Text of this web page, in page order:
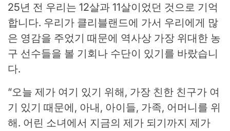
25년 전 우리는 12살과 11살이었던 것으로 기억
합니다. 우리가 클리블랜드에 가서 우리에게 많
은 영감을 주었기 때문에 역사상 가장 위대한 농
구 선수들을 볼 기회나 수단이 있기를 바랐습니
다.
“오늘 제가 여기 있기 위해, 가장 친한 친구가 여
기 있기 때문에, 아내, 아이들, 가족, 어머니를 위
해. 어린 소녀에서 지금의 제가 되기까지 제가